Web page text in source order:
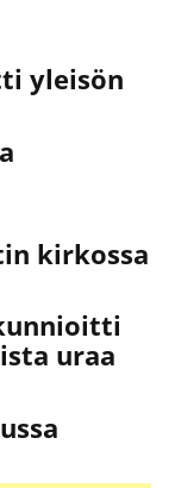
yleisön
kirkossa
uraa